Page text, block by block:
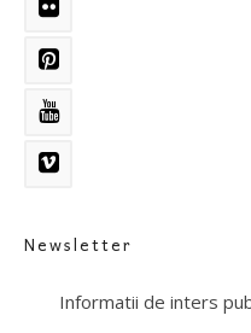
Newsletter
Informatii de inters